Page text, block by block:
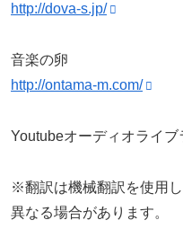
http://dova-s.jp/
音楽の卵
http://ontama-m.com/
Youtubeオーディオライブ
※翻訳は機械翻訳を使用
異なる場合があります。